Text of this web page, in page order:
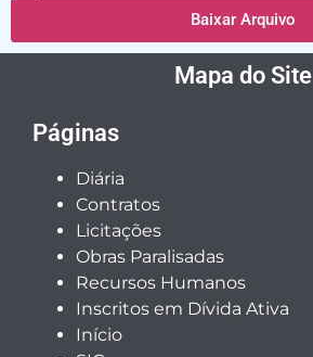
Baixar Arquivo
Mapa do Site
Páginas
Diária
Contratos
Licitações
Obras Paralisadas
Recursos Humanos
Inscritos em Dívida Ativa
Início